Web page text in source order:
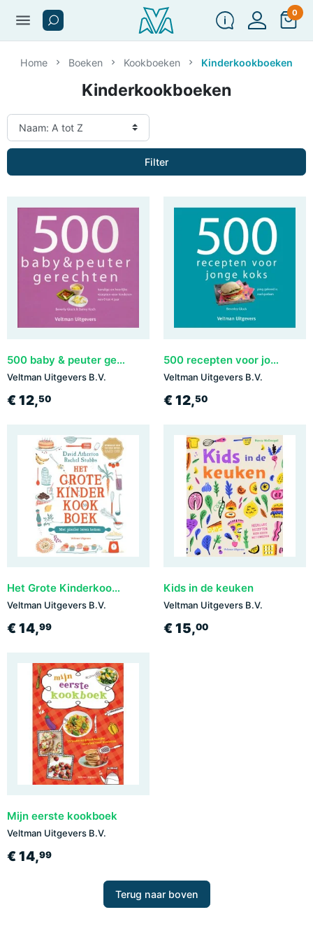
menu 0
Home Boeken Kookboeken Kinderkookboeken
Kinderkookboeken
Filter
500 baby & peuter gerechten
Veltman Uitgevers B.V.
€ 12,50
500 recepten voor jonge koks
Veltman Uitgevers B.V.
€ 12,50
Het Grote Kinderkookboek
Veltman Uitgevers B.V.
€ 14,99
Kids in de keuken
Veltman Uitgevers B.V.
€ 15,00
Mijn eerste kookboek
Veltman Uitgevers B.V.
€ 14,99
Terug naar boven